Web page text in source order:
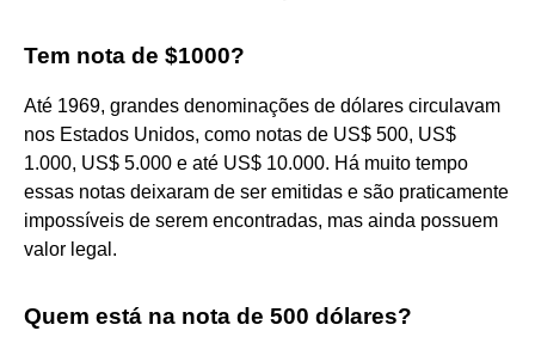
Tem nota de $1000?
Até 1969, grandes denominações de dólares circulavam
nos Estados Unidos, como notas de US$ 500, US$
1.000, US$ 5.000 e até US$ 10.000. Há muito tempo
essas notas deixaram de ser emitidas e são praticamente
impossíveis de serem encontradas, mas ainda possuem
valor legal.
Quem está na nota de 500 dólares?